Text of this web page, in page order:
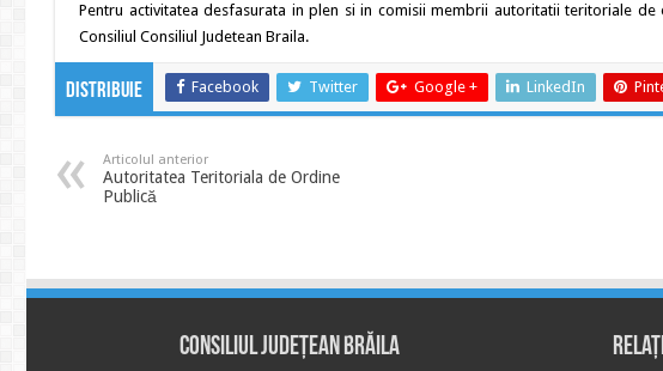
Pentru activitatea desfasurata in plen si in comisii membrii autoritatii teritoriale
Consiliul Consiliul Judetean Braila.
Distribuie Facebook Twitter Google + LinkedIn
Articolul anterior
Autoritatea Teritoriala de Ordine
Publică
Consiliul Județean Brăila